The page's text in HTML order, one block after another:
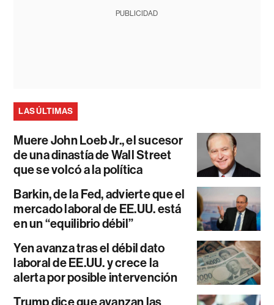
PUBLICIDAD
LAS ÚLTIMAS
Muere John Loeb Jr., el sucesor
de una dinastía de Wall Street
que se volcó a la política
Barkin, de la Fed, advierte que el
mercado laboral de EE.UU. está
en un “equilibrio débil”
Yen avanza tras el débil dato
laboral de EE.UU. y crece la
alerta por posible intervención
Trump dice que avanzan las